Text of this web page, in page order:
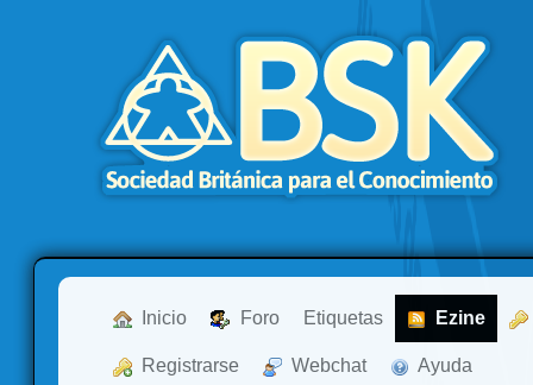
Inicio Foro Etiquetas Ezine
Registrarse Webchat Ayuda